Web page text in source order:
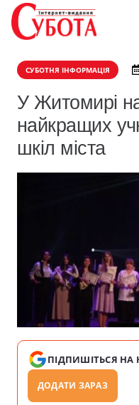
СУБОТНЯ ІНФОРМАЦІЯ
У Житомирі
найкращих
шкіл міста
ПІДПИШІТЬСЯ НА
ДОДАТИ ЗАРАЗ